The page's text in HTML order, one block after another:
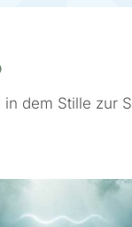
in dem Stille zur